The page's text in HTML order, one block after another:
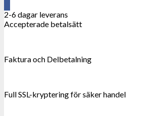
2-6 dagar leverans
Accepterade betalsätt
Faktura och Delbetalning
Full SSL-kryptering för säker handel